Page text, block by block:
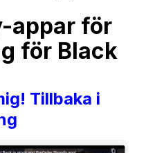
appar för
för Black
Tillbaka i